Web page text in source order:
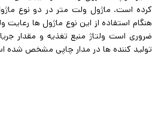
هنگام استفاده از این نوع ماژول ها
ضروری است ولتاژ منبع تغذیه و مقدار
تولید کننده ها در مدار چاپی مشخص شده